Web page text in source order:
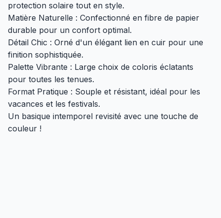
protection solaire tout en style.
Matière Naturelle : Confectionné en fibre de papier
durable pour un confort optimal.
Détail Chic : Orné d'un élégant lien en cuir pour une
finition sophistiquée.
Palette Vibrante : Large choix de coloris éclatants
pour toutes les tenues.
Format Pratique : Souple et résistant, idéal pour les
vacances et les festivals.
Un basique intemporel revisité avec une touche de
couleur !